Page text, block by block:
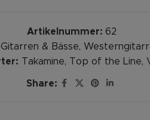
Artikelnummer: 62
Gitarren & Bässe,
Takamine, Top of the Line,
Share: